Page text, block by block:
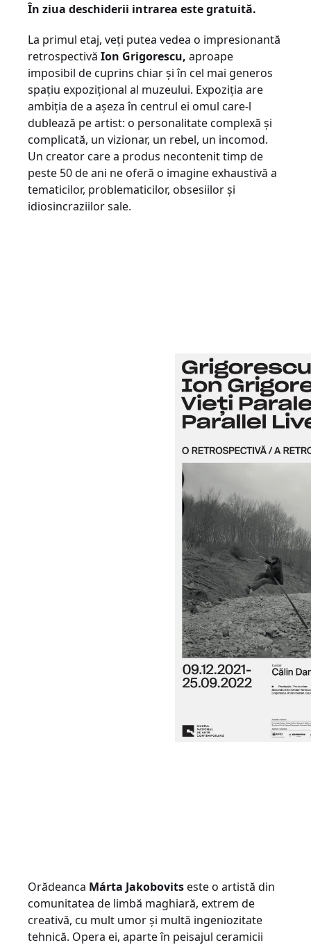
În ziua deschiderii intrarea este gratuită.
La primul etaj, veți putea vedea o impresionantă
retrospectivă Ion Grigorescu, aproape
imposibil de cuprins chiar și în cel mai generos
spațiu expozițional al muzeului. Expoziția are
ambiția de a așeza în centrul ei omul care-l
dublează pe artist: o personalitate complexă și
complicată, un vizionar, un rebel, un incomod.
Un creator care a produs necontenit timp de
peste 50 de ani ne oferă o imagine exhaustivă a
tematicilor, problematicilor, obsesiilor și
idiosincraziilor sale.
Orădeanca Márta Jakobovitseste o artistă din
comunitatea de limbă maghiară, extrem de
creativă, cu mult umor și multă ingeniozitate
tehnică. Opera ei, aparte în peisajul ceramicii